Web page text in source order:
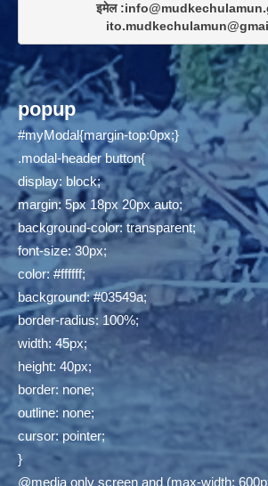
इमेल
popup
#myModal{margin-top:0px;}
.modal-header button{
display: block;
margin: 5px 18px 20px auto;
background-color: transparent;
font-size: 30px;
color: #ffffff;
background: #03549a;
border-radius: 100%;
width: 45px;
height: 40px;
border: none;
outline: none;
cursor: pointer;
}
@media only screen and (max-width: